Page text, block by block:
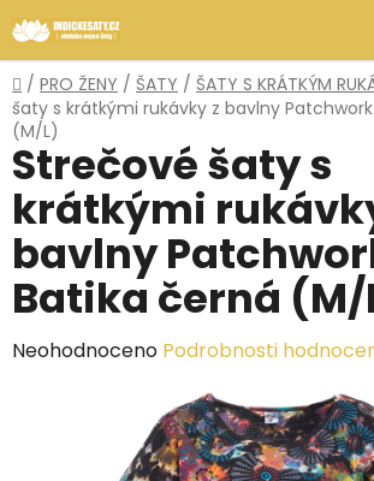
na
obsah
Domů
/ PRO ŽENY / ŠATY / ŠATY S KRÁTKÝM
šaty s krátkými rukávky z bavlny
(M/L)
Strečové šaty s
krátkými
bavlny
Batika černá (M/
Průměrné
Neohodnoceno Podrobnosti